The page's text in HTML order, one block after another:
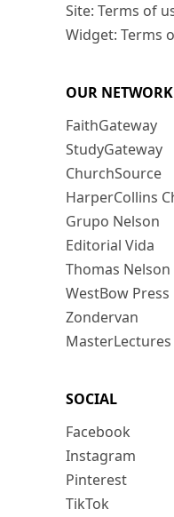
Site: Terms of
Widget: Terms
OUR NETWORK
FaithGateway
StudyGateway
ChurchSource
HarperCollins
Grupo Nelson
Editorial Vida
Thomas Nelson
WestBow Press
Zondervan
MasterLectures
SOCIAL
Facebook
Instagram
Pinterest
TikTok